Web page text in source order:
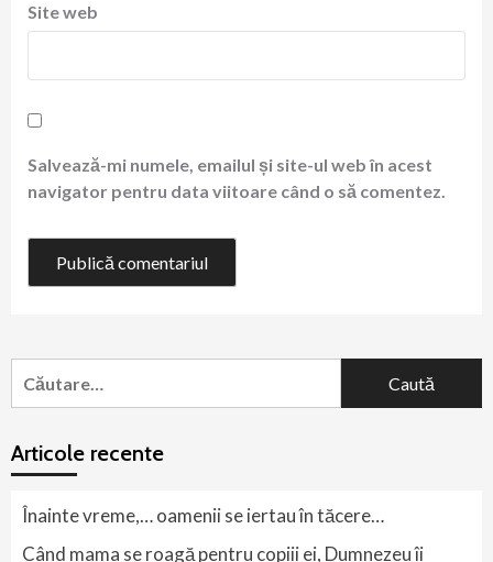
Site web
Salvează-mi numele, emailul și site-ul web în acest
navigator pentru data viitoare când o să comentez.
după:
Articole recente
Înainte vreme,… oamenii se iertau în tăcere…
Când mama se roagă pentru copiii ei, Dumnezeu îi